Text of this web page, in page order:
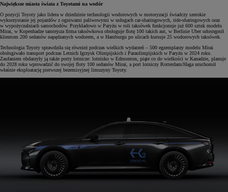
Największe miasta świata z Toyotami na wodór
O pozycji Toyoty jako lidera w dziedzinie technologii wodorowych w motoryzacji świadczy szerokie
wykorzystanie jej pojazdów z ogniwami paliwowymi w usługach car-sharingowych, ride-sharingowych oraz
w wypożyczalniach samochodów. Przykładowo w Paryżu w roli taksówek funkcjonuje już 600 sztuk modelu
Mirai, w Kopenhadze tamtejsza firma taksówkowa obsługuje flotę 100 takich aut, w Berlinie Uber udostępnił
klientom 200 sedanów napędzanych wodorem, a w Hamburgu po ulicach kursuje 25 wodorowych taksówek.
Technologia Toyoty sprawdziła się również podczas wielkich wydarzeń – 500 egzemplarzy modelu Mirai
obsługiwało transport podczas Letnich Igrzysk Olimpijskich i Paraolimpijskich w Paryżu w 2024 roku.
Zaufaniem obdarzyły ją także porty lotnicze: lotnisko w Edmonton, piąte co do wielkości w Kanadzie, planuje
do 2028 roku wprowadzić do swojej floty 100 sedanów Mirai, a port lotniczy Rotterdam/Haga uruchomił
właśnie eksploatację pierwszej bezemisyjnej limuzyny Toyoty.